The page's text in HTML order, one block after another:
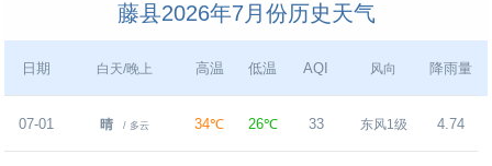
藤县2026年7月份历史天气
日期 白天/晚上 高温 低温 AQI 风向 降雨量
07-01 晴 / 多云 34℃ 26℃ 33 东风1级 4.74